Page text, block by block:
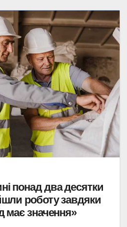
понад два десятки
роботу завдяки
має значення»